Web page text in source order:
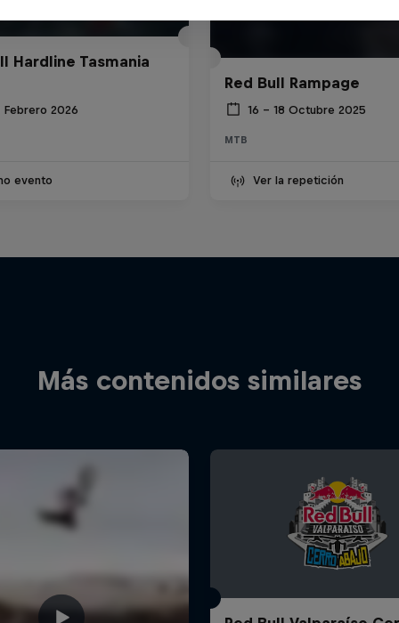
Hardline Tasmania
Febrero 2026
evento
Red Bull Rampage
16 – 18 Octubre 2025
MTB
Ver la repetición
Más contenidos similares